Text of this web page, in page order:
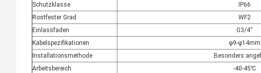
Schutzklasse
IP66
Rostfester Grad
WF2
Einlassfaden
G3/4“
Kabelspezifikationen
φ9-φ14mm
Installationsmethode
Besonders
Arbeitsbereich
-40-45℃